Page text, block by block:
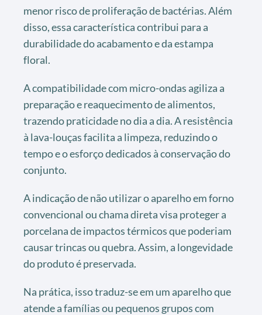
menor risco de proliferação de bactérias. Além
disso, essa característica contribui para a
durabilidade do acabamento e da estampa
floral.
A compatibilidade com micro-ondas agiliza a
preparação e reaquecimento de alimentos,
trazendo praticidade no dia a dia. A resistência
à lava-louças facilita a limpeza, reduzindo o
tempo e o esforço dedicados à conservação do
conjunto.
A indicação de não utilizar o aparelho em forno
convencional ou chama direta visa proteger a
porcelana de impactos térmicos que poderiam
causar trincas ou quebra. Assim, a longevidade
do produto é preservada.
Na prática, isso traduz-se em um aparelho que
atende a famílias ou pequenos grupos com